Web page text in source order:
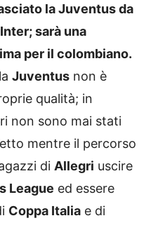
la Juventus da
sarà una
per il colombiano.
Juventus non è
qualità; in
non sono mai stati
mentre il percorso
di Allegri uscire
League ed essere
Coppa Italia e di